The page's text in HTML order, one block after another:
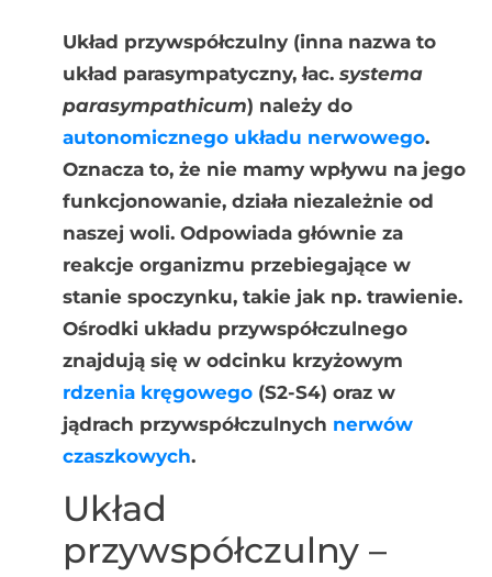
Układ przywspółczulny (inna nazwa to
układ parasympatyczny, łac. systema
parasympathicum) należy do
autonomicznego układu nerwowego.
Oznacza to, że nie mamy wpływu na jego
funkcjonowanie, działa niezależnie od
naszej woli. Odpowiada głównie za
reakcje organizmu przebiegające w
stanie spoczynku, takie jak np. trawienie.
Ośrodki układu przywspółczulnego
znajdują się w odcinku krzyżowym
rdzenia kręgowego(S2-S4) oraz w
jądrach przywspółczulnych nerwów
czaszkowych.
Układ
przywspółczulny –